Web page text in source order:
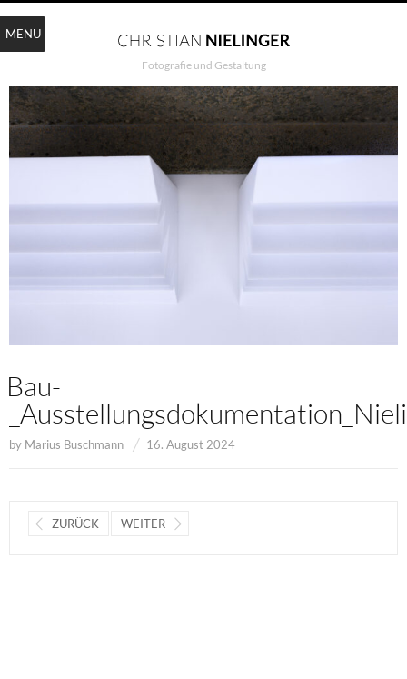
Fotografie und Gestaltung
Bau-
by Marius Buschmann 16. August 2024
ZURÜCK WEITER
MENU